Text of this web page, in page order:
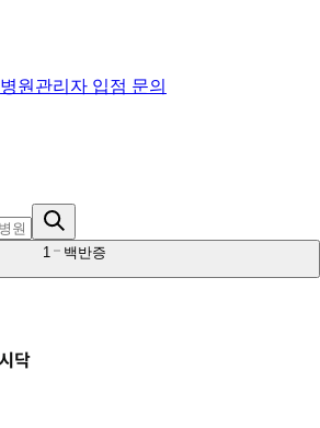
병원관리자 입점 문의
1 백반증